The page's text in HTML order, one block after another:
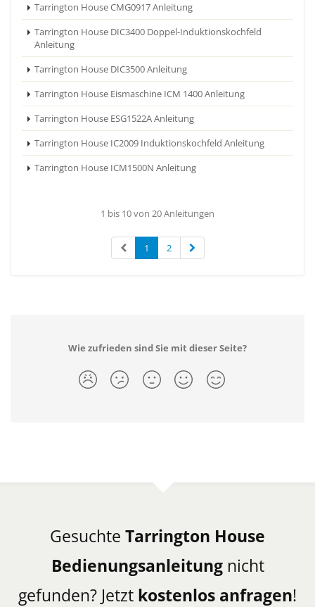
Tarrington House CMG0917 Anleitung
Tarrington House DIC3400 Doppel-Induktionskochfeld
Anleitung
Tarrington House DIC3500 Anleitung
Tarrington House Eismaschine ICM 1400 Anleitung
Tarrington House ESG1522A Anleitung
Tarrington House IC2009 Induktionskochfeld Anleitung
Tarrington House ICM1500N Anleitung
1 bis 10 von 20 Anleitungen
1 2
Wie zufrieden sind Sie mit dieser Seite?
Gesuchte Tarrington House
Bedienungsanleitungnicht
gefunden? Jetzt kostenlos anfragen!